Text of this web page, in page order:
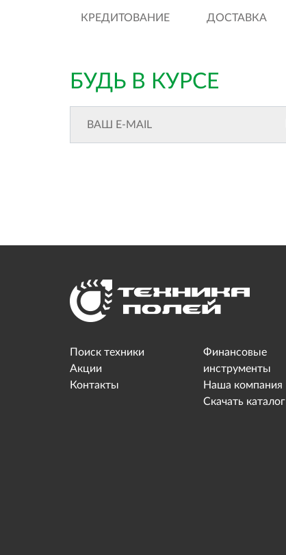
КРЕДИТОВАНИЕ ДОСТАВКА
БУДЬ В КУРСЕ
Поиск техники
Акции
Контакты
Финансовые
инструменты
Наша компания
Скачать каталог